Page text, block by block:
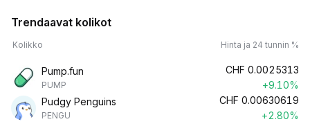
Trendaavat kolikot
Kolikko Hinta ja 24 tunnin %
Pump.fun
PUMP
CHF 0.0025313
+9.10%
Pudgy Penguins
PENGU
CHF 0.00630619
+2.80%